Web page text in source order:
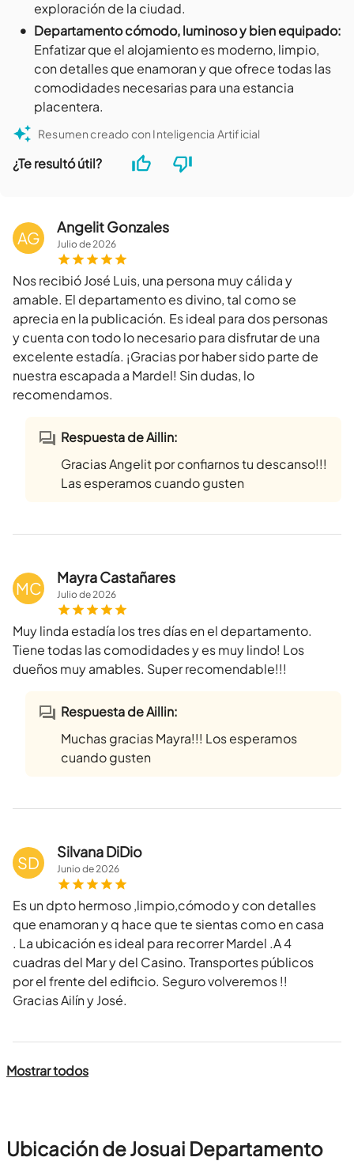
exploración de la ciudad.
• Departamento cómodo, luminoso y bien equipado:
Enfatizar que el alojamiento es moderno, limpio,
con detalles que enamoran y que ofrece todas las
comodidades necesarias para una estancia
placentera.
Resumen creado con Inteligencia Artificial
¿Te resultó útil?
AG
Angelit Gonzales
Juliode2026
Nos recibió José Luis, una persona muy cálida y
amable. El departamento es divino, tal como se
aprecia en la publicación. Es ideal para dos personas
y cuenta con todo lo necesario para disfrutar de una
excelente estadía. ¡Gracias por haber sido parte de
nuestra escapada a Mardel! Sin dudas, lo
recomendamos.
Respuesta de Aillin:
Gracias Angelit por confiarnos tu descanso!!!
Las esperamos cuando gusten
MC
Mayra Castañares
Juliode2026
Muy linda estadía los tres días en el departamento.
Tiene todas las comodidades y es muy lindo! Los
dueños muy amables. Super recomendable!!!
Respuesta de Aillin:
Muchas gracias Mayra!!! Los esperamos
cuando gusten
SD
Silvana DiDio
Juniode2026
Es un dpto hermoso ,limpio,cómodo y con detalles
que enamoran y q hace que te sientas como en casa
. La ubicación es ideal para recorrer Mardel .A 4
cuadras del Mar y del Casino. Transportes públicos
por el frente del edificio. Seguro volveremos !!
Gracias Ailín y José.
Mostrar todos
Ubicación de Josuai Departamento